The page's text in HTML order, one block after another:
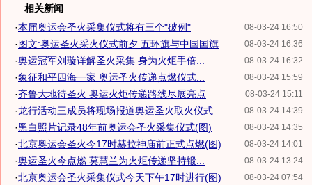
相关新闻
08-03-24 16:50
·本届奥运会圣火采集仪式将有三个"破例"
08-03-24 16:36
·图文:奥运圣火采火仪式前夕 五环旗与中国国旗
08-03-24 16:32
·奥运冠军刘璇详解圣火采集 身为火炬手倍...
08-03-24 15:59
·象征和平四海一家 奥运圣火传递点燃仪式...
08-03-24 15:11
·齐鲁大地待圣火 奥运火炬传递路线尽展亮点
08-03-24 14:39
·龙行活动三成员将现场报道奥运圣火取火仪式
08-03-24 14:35
·黑白照片记录48年前奥运会圣火采集仪式(图)
08-03-24 14:01
·北京奥运会圣火今17时赫拉神庙前正式点燃(图)
08-03-24 13:24
·奥运圣火今点燃 莫慧兰为火炬传递坚持锻...
08-03-24 07:54
·北京奥运会圣火采集仪式今天下午17时进行(图)